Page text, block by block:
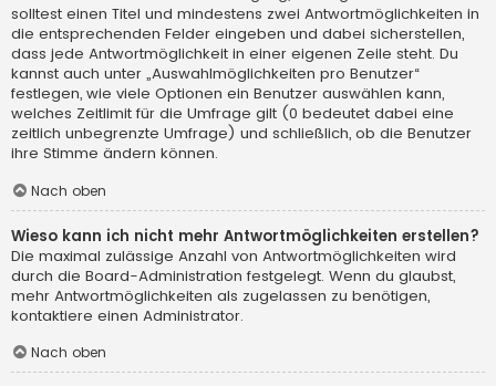
solltest einen Titel und mindestens zwei Antwortmöglichkeiten in
die entsprechenden Felder eingeben und dabei sicherstellen,
dass jede Antwortmöglichkeit in einer eigenen Zeile steht. Du
kannst auch unter „Auswahlmöglichkeiten pro Benutzer“
festlegen, wie viele Optionen ein Benutzer auswählen kann,
welches Zeitlimit für die Umfrage gilt (0 bedeutet dabei eine
zeitlich unbegrenzte Umfrage) und schließlich, ob die Benutzer
ihre Stimme ändern können.
Nach oben
Wieso kann ich nicht mehr Antwortmöglichkeiten erstellen?
Die maximal zulässige Anzahl von Antwortmöglichkeiten wird
durch die Board-Administration festgelegt. Wenn du glaubst,
mehr Antwortmöglichkeiten als zugelassen zu benötigen,
kontaktiere einen Administrator.
Nach oben